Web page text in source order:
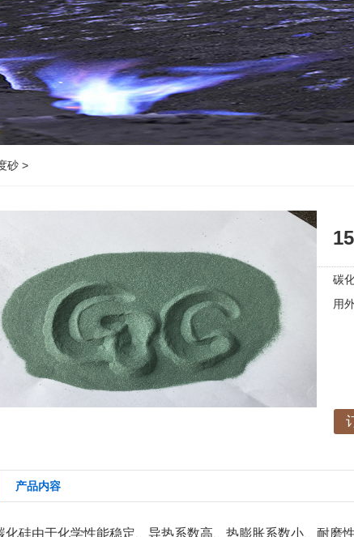
砂 >
碳
用
产品内容
化硅由于化学性能稳定、导热系数高、热膨胀系数小、耐磨